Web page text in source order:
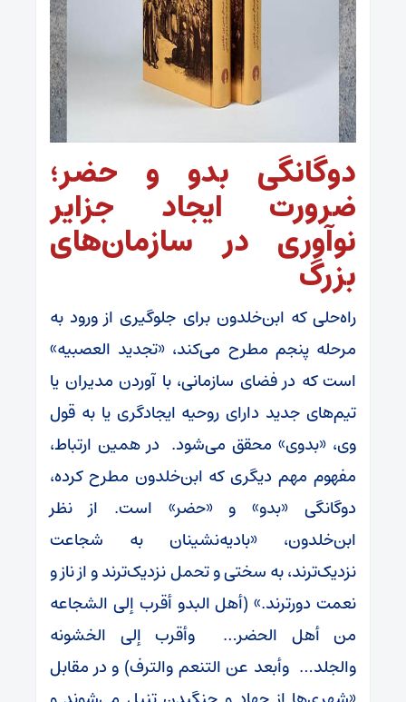
دوگانگی بدو و حضر؛
ضرورت ایجاد جزایر
نوآوری در سازمان‌های
بزرگ
راه‌حلی که ابن‌خلدون برای جلوگیری از ورود به
مرحله پنجم مطرح می‌کند، «تجدید العصبیه»
است که در فضای سازمانی، با آوردن مدیران یا
تیم‌های جدید دارای روحیه ایجادگری یا به قول
وی، «بدوی» محقق می‌شود. در همین ارتباط،
مفهوم مهم دیگری که ابن‌خلدون مطرح کرده،
دوگانگی «بدو» و «حضر» است. از نظر
ابن‌خلدون، «بادیه‌نشینان به شجاعت
نزدیک‌ترند، به سختی و تحمل نزدیک‌ترند و از ناز و
نعمت دورترند.» (أهل البدو أقرب إلی الشجاعه
من أهل الحضر… وأقرب إلی الخشونه
والجلد… وأبعد عن التنعم والترف) و در مقابل